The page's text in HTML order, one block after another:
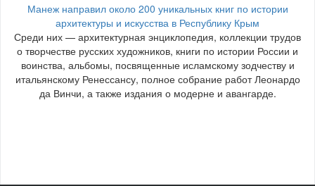
Манеж направил около 200 уникальных книг по истории
архитектуры и искусства в Республику Крым
Среди них — архитектурная энциклопедия, коллекции трудов
о творчестве русских художников, книги по истории России и
воинства, альбомы, посвященные исламскому зодчеству и
итальянскому Ренессансу, полное собрание работ Леонардо
да Винчи, а также издания о модерне и авангарде.